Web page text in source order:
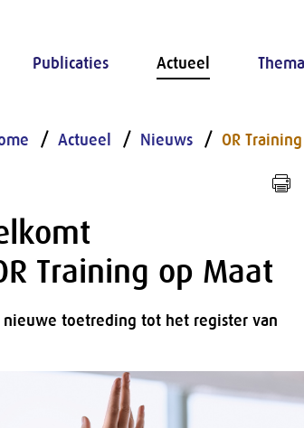
Publicaties Actueel
Actueel Nieuws OR
Training op Maat
toetreding tot het register van